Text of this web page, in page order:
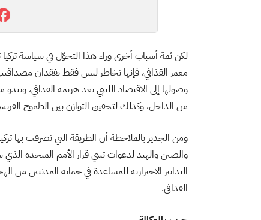
لكن ثمة أسباب أخرى وراء هذا التحوّل في سياسة تركيا
معمر القذافي، فإنها تخاطر ليس فقط بفقدان
وصولها إلى الاقتصاد الليبي بعد هزيمة القذافي،
من الداخل، وكذلك لتحقيق التوازن بين الطموح
ومن الجدير بالملاحظة أن الطريقة التي تصرفت بها
والصين والهند لدعوات تبني قرار الأمم المتحدة
التدابير الاحترازية للمساعدة في حماية المدنيين
القذافي.